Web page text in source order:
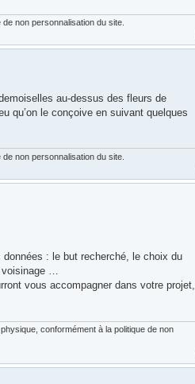
non personnalisation du site.
au-dessus des fleurs de
qu’on le conçoive en suivant quelques
non personnalisation du site.
: le but recherché, le choix du
voisinage …
vous accompagner dans votre projet,
conformément à la politique de non